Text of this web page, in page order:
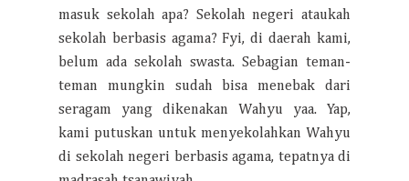
masuk sekolah apa? Sekolah negeri ataukah
sekolah berbasis agama? Fyi, di daerah kami,
belum ada sekolah swasta. Sebagian teman-
teman mungkin sudah bisa menebak dari
seragam yang dikenakan Wahyu yaa. Yap,
kami putuskan untuk menyekolahkan Wahyu
di sekolah negeri berbasis agama, tepatnya di